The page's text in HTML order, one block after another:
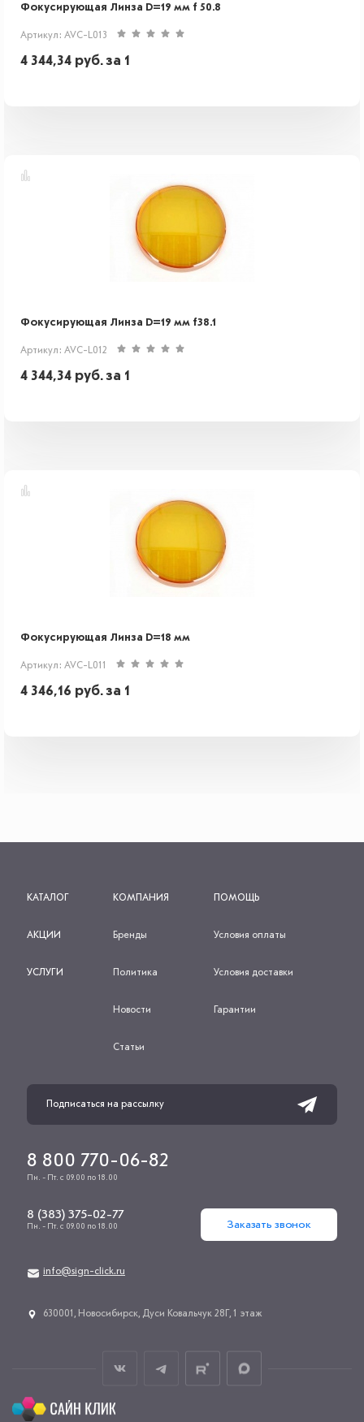
Фокусирующая Линза D=19 мм f 50.8
Артикул: AVC-L013
4 344,34 руб.за 1
Фокусирующая Линза D=19 мм f38.1
Артикул: AVC-L012
4 344,34 руб.за 1
Фокусирующая Линза D=18 мм
Артикул: AVC-L011
4 346,16 руб.за 1
КАТАЛОГ
АКЦИИ
УСЛУГИ
КОМПАНИЯ
Бренды
Политика
Новости
Статьи
ПОМОЩЬ
Условия оплаты
Условия доставки
Гарантии
8 800 770-06-82
Пн. - Пт. с 09.00 по 18.00
8 (383) 375-02-77
Пн. - Пт. с 09.00 по 18.00 Заказать звонок
info@sign-click.ru
​630001, Новосибирск, Дуси Ковальчук 28Г, 1 этаж